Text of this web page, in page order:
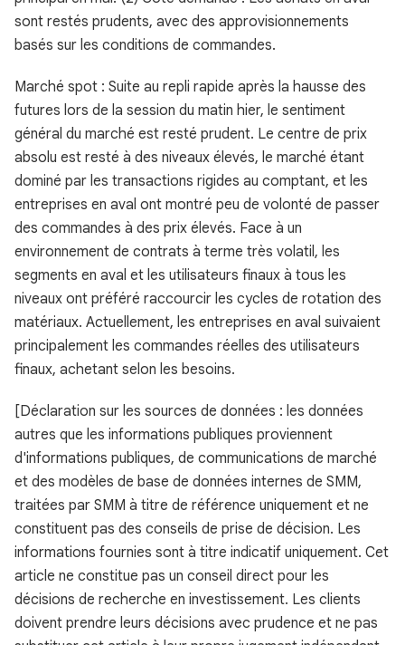
sont restés prudents, avec des approvisionnements
basés sur les conditions de commandes.
Marché spot : Suite au repli rapide après la hausse des
futures lors de la session du matin hier, le sentiment
général du marché est resté prudent. Le centre de prix
absolu est resté à des niveaux élevés, le marché étant
dominé par les transactions rigides au comptant, et les
entreprises en aval ont montré peu de volonté de passer
des commandes à des prix élevés. Face à un
environnement de contrats à terme très volatil, les
segments en aval et les utilisateurs finaux à tous les
niveaux ont préféré raccourcir les cycles de rotation des
matériaux. Actuellement, les entreprises en aval suivaient
principalement les commandes réelles des utilisateurs
finaux, achetant selon les besoins.
[Déclaration sur les sources de données : les données
autres que les informations publiques proviennent
d'informations publiques, de communications de marché
et des modèles de base de données internes de SMM,
traitées par SMM à titre de référence uniquement et ne
constituent pas des conseils de prise de décision. Les
informations fournies sont à titre indicatif uniquement. Cet
article ne constitue pas un conseil direct pour les
décisions de recherche en investissement. Les clients
doivent prendre leurs décisions avec prudence et ne pas